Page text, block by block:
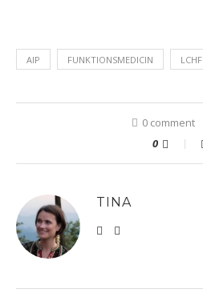
AIP FUNKTIONSMEDICIN LCHF
0 comment
0
TINA